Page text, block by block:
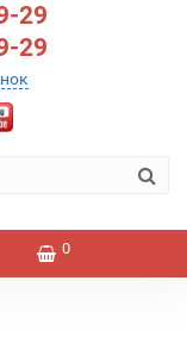
29
29
0